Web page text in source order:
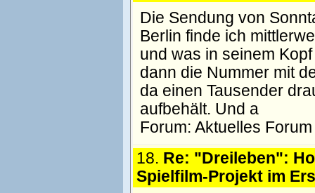
Die Sendung von
Berlin finde ich
und was in seinem
dann die Nummer mit
da einen Tausender
aufbehält. Und a
Forum: Aktuelles Forum
18. Re: "Dreileben":
Spielfilm-Projekt im